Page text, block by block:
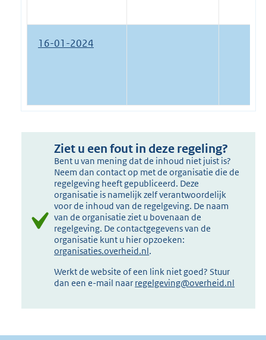
16-01-2024
Ziet u een fout in deze regeling?
Bent u van mening dat de inhoud niet juist is?
Neem dan contact op met de organisatie die de
regelgeving heeft gepubliceerd. Deze
organisatie is namelijk zelf verantwoordelijk
voor de inhoud van de regelgeving. De naam
van de organisatie ziet u bovenaan de
regelgeving. De contactgegevens van de
organisatie kunt u hier opzoeken:
organisaties.overheid.nl.
Werkt de website of een link niet goed? Stuur
dan een e-mail naar regelgeving@overheid.nl